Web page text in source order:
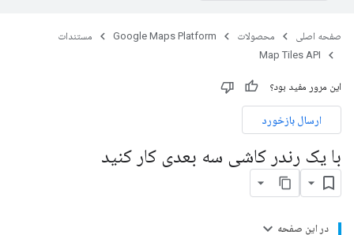
صفحه اصلی محصولات Google Maps Platform
مستندات
Map Tiles API
این مرور مفید بود؟
ارسال بازخورد
با یک رندر کاشی سه بعدی کار کنید
در این صفحه